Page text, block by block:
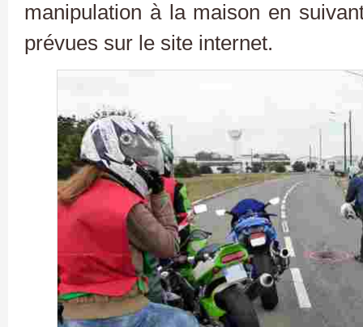
manipulation à la maison en
prévues sur le site internet.